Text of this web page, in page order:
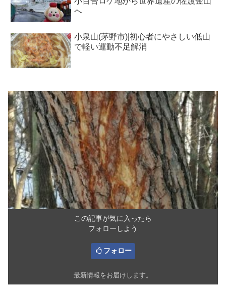
へ
小泉山(茅野市)|初心者にやさしい低山
で軽い運動不足解消
この記事が気に入ったら
フォローしよう
フォロー
最新情報をお届けします。